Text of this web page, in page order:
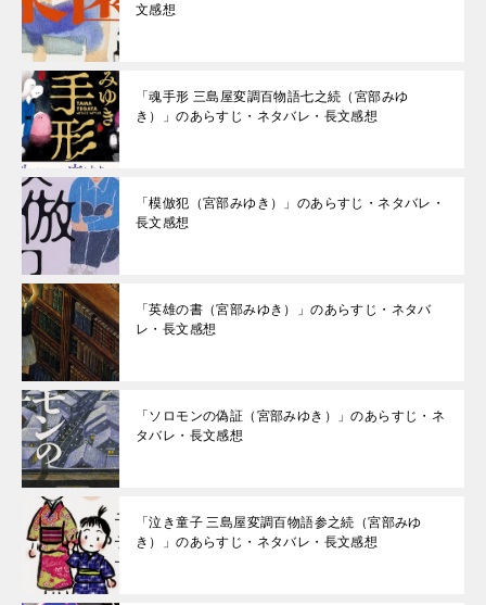
文感想
「魂手形 三島屋変調百物語七之続（宮部みゆ
き）」のあらすじ・ネタバレ・長文感想
「模倣犯（宮部みゆき）」のあらすじ・ネタバレ・
長文感想
「英雄の書（宮部みゆき）」のあらすじ・ネタバ
レ・長文感想
「ソロモンの偽証（宮部みゆき）」のあらすじ・ネ
タバレ・長文感想
「泣き童子 三島屋変調百物語参之続（宮部みゆ
き）」のあらすじ・ネタバレ・長文感想